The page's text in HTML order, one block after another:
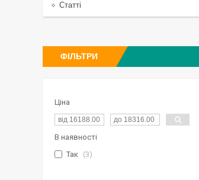
Статті
ФІЛЬТРИ
Ціна
В наявності
Так
3